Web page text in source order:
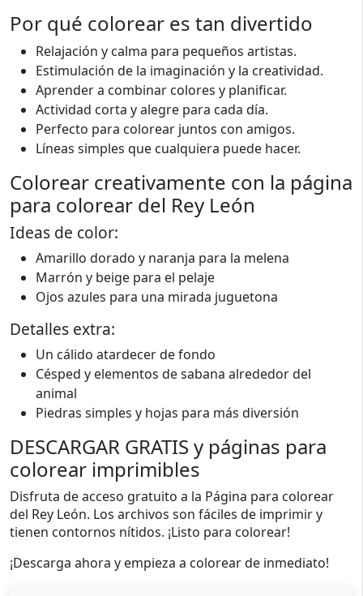
Por qué colorear es tan divertido
Relajación y calma para pequeños artistas.
Estimulación de la imaginación y la creatividad.
Aprender a combinar colores y planificar.
Actividad corta y alegre para cada día.
Perfecto para colorear juntos con amigos.
Líneas simples que cualquiera puede hacer.
Colorear creativamente con la página
para colorear del Rey León
Ideas de color:
Amarillo dorado y naranja para la melena
Marrón y beige para el pelaje
Ojos azules para una mirada juguetona
Detalles extra:
Un cálido atardecer de fondo
Césped y elementos de sabana alrededor del
animal
Piedras simples y hojas para más diversión
DESCARGAR GRATIS y páginas para
colorear imprimibles
Disfruta de acceso gratuito a la Página para colorear
del Rey León. Los archivos son fáciles de imprimir y
tienen contornos nítidos. ¡Listo para colorear!
¡Descarga ahora y empieza a colorear de inmediato!